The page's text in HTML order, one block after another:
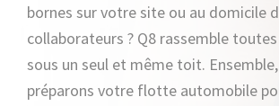
bornes sur votre site ou au domicile
collaborateurs ? Q8 rassemble
sous un seul et même toit.
préparons votre flotte automobile